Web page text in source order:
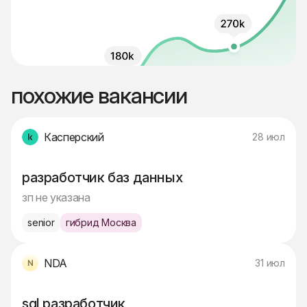
похожие вакансии
Касперский 28 июл
разработчик баз данных
зп не указана
senior гибрид Москва
NDA 31 июл